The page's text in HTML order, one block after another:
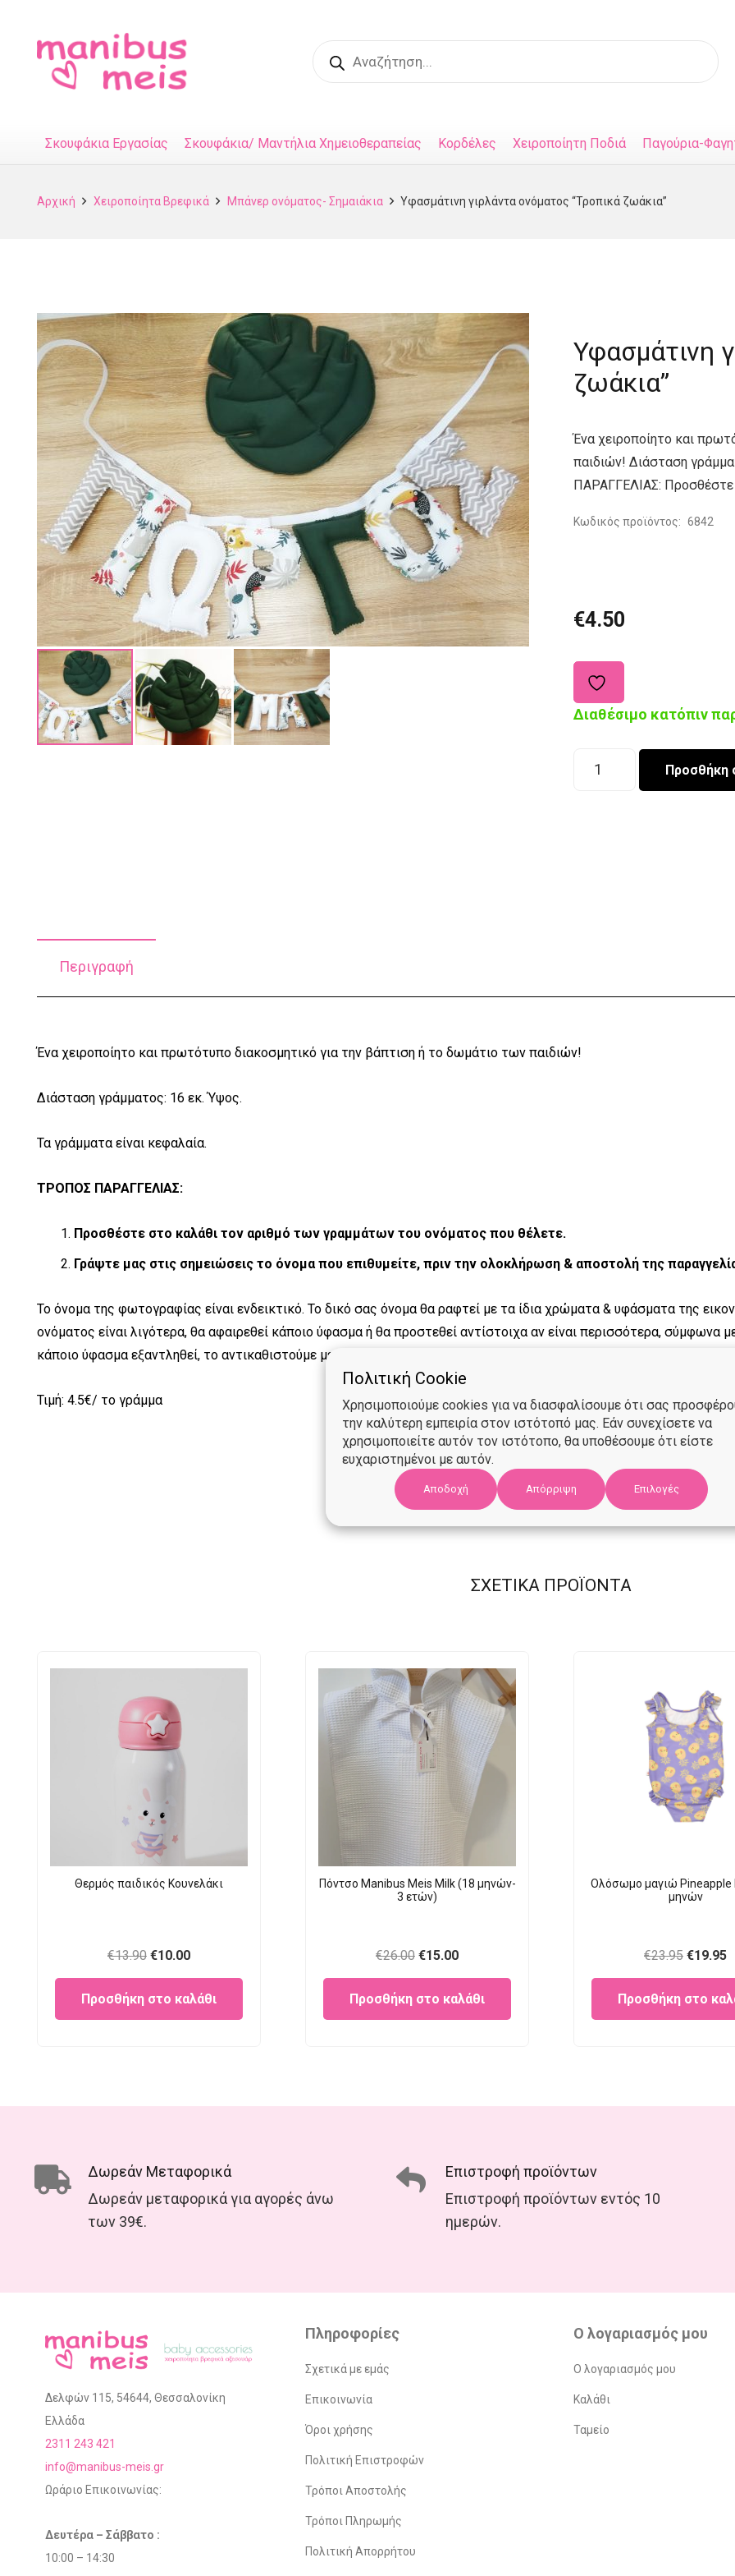
Products
search
Σκουφάκια Εργασίας Σκουφάκια/ Μαντήλια Χημειοθεραπείας Κορδέλες Χειροποίητη Ποδιά Παγούρια-
Αρχική Χειροποίητα Βρεφικά Μπάνερ ονόματος- Σημαιάκια Υφασμάτινη γιρλάντα ονόματος “Τροπικά ζωάκια”
Υφασμάτινη
ζωάκια”
Ένα χειροποίητο και
παιδιών! Διάσταση
ΠΑΡΑΓΓΕΛΙΑΣ: Προσθέστε
Κωδικός προϊόντος: 6842
€4.50
Διαθέσιμο κατόπιν
Προσθήκη
Περιγραφή
Ένα χειροποίητο και πρωτότυπο διακοσμητικό για την βάπτιση ή το δωμάτιο των παιδιών!
Διάσταση γράμματος: 16 εκ. Ύψος.
Τα γράμματα είναι κεφαλαία.
ΤΡΟΠΟΣ ΠΑΡΑΓΓΕΛΙΑΣ:
Προσθέστε στο καλάθι τον αριθμό των γραμμάτων του ονόματος που θέλετε.
Γράψτε μας στις σημειώσεις το όνομα που επιθυμείτε, πριν την ολοκλήρωση & αποστολή της
Το όνομα της φωτογραφίας είναι ενδεικτικό. Το δικό σας όνομα θα ραφτεί με τα ίδια χρώματα & υφάσματα της
ονόματος είναι λιγότερα, θα αφαιρεθεί κάποιο ύφασμα ή θα προστεθεί αντίστοιχα αν είναι περισσότερα, σύμφωνα
κάποιο ύφασμα εξαντληθεί, το αντικαθιστούμε με κάποιο παρόμοιο.
Τιμή: 4.5€/ το γράμμα
ΣΧΕΤΙΚΑ ΠΡΟΪΟΝΤΑ
Θερμός παιδικός Κουνελάκι
€13.90 Original
price
was:
€13.90.
€10.00Current
price
is:
€10.00.
Προσθήκη στο καλάθι
Πόντσο Manibus Meis Milk (18 μηνών-
3 ετών)
€26.00 Original
price
was:
€26.00.
€15.00Current
price
is:
€15.00.
Προσθήκη στο καλάθι
Ολόσωμο μαγιώ Pineapple
μηνών
€23.95 Original
price
was:
€23.95.
€19.95
Προσθήκη στο
Δωρεάν Μεταφορικά
Δωρεάν μεταφορικά για αγορές άνω
των 39€.
Επιστροφή προϊόντων
Επιστροφή προϊόντων εντός 10
ημερών.
Δελφών 115, 54644, Θεσσαλονίκη
Ελλάδα
2311 243 421
info@manibus-meis.gr
Ωράριο Επικοινωνίας:
Δευτέρα – Σάββατο :
10:00 – 14:30
Πληροφορίες
Σχετικά με εμάς
Επικοινωνία
Όροι χρήσης
Πολιτική Επιστροφών
Τρόποι Αποστολής
Τρόποι Πληρωμής
Πολιτική Απορρήτου
Ο λογαριασμός μου
Ο λογαριασμός μου
Καλάθι
Ταμείο
Πολιτική Cookie
Χρησιμοποιούμε cookies για να διασφαλίσουμε ότι σας
την καλύτερη εμπειρία στον ιστότοπό μας. Εάν συνεχίσετε να
χρησιμοποιείτε αυτόν τον ιστότοπο, θα υποθέσουμε ότι είστε
ευχαριστημένοι με αυτόν.
Αποδοχή Απόρριψη Επιλογές